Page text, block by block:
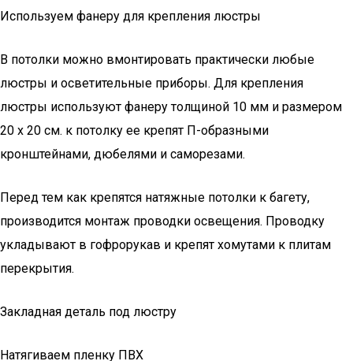
Используем фанеру для крепления люстры
В потолки можно вмонтировать практически любые
люстры и осветительные приборы. Для крепления
люстры используют фанеру толщиной 10 мм и размером
20 х 20 см. к потолку ее крепят П-образными
кронштейнами, дюбелями и саморезами.
Перед тем как крепятся натяжные потолки к багету,
производится монтаж проводки освещения. Проводку
укладывают в гофрорукав и крепят хомутами к плитам
перекрытия.
Закладная деталь под люстру
Натягиваем пленку ПВХ